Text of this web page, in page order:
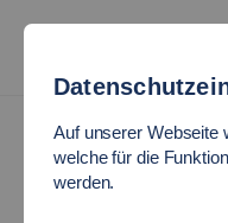
Auf unserer Webseite
welche für die
werden.